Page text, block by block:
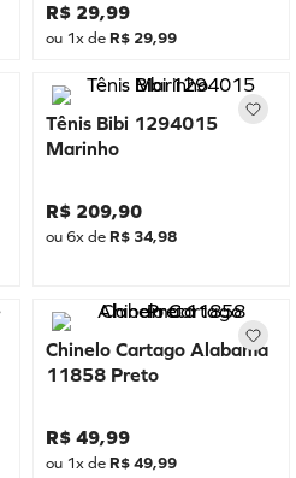
R$ 29,99
ou 1x de R$ 29,99
Tênis Bibi 1294015
Marinho
R$ 209,90
ou6x de R$ 34,98
Chinelo Cartago Alabama
11858 Preto
R$ 49,99
ou 1x de R$49,99